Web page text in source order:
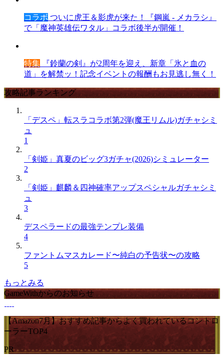
コラボ ついに虎王＆影虎が来た！『鋼嵐 - メカラシ』
で「魔神英雄伝ワタル」コラボ後半が開催！
特集 『鈴蘭の剣』が2周年を迎え、新章「氷と血の
道」を解禁ッ！記念イベントの報酬もお見逃し無く！
攻略記事ランキング
「デスペ」転スラコラボ第2弾(魔王リムル)ガチャシミ
ュ
1
「剣姫」真夏のビッグ3ガチャ(2026)シミュレーター
2
「剣姫」麒麟＆四神確率アップスペシャルガチャシミ
ュ
3
デスペラードの最強テンプレ装備
4
ファントムマスカレード〜純白の予告状〜の攻略
5
もっとみる
GameWithからのお知らせ
【Amazon7月】おすすめ記事からよく買われているコントロ
ーラーTOP4
PR